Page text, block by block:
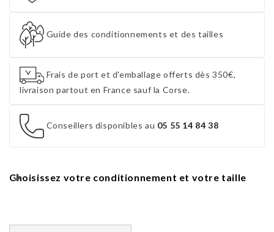
Guide des conditionnements et des tailles
Frais de port et d'emballage offerts dès 350€,
livraison partout en France sauf la Corse.
Conseillers disponibles au 05 55 14 84 38
Choisissez votre conditionnement et votre taille